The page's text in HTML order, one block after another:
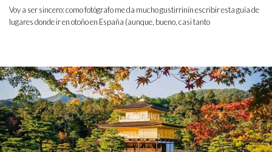
Voy a ser sincero: como fotógrafo me da mucho gustirrinín escribir esta guía de
lugares donde ir en otoño en España (aunque, bueno, casi tanto